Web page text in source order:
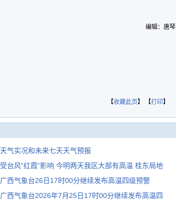
编辑：唐琴
【收藏此页】 【打印】
天气实况和未来七天天气预报
受台风“红霞”影响 今明两天我区大部有高温 桂东局地
有较强降雨
广西气象台26日17时00分继续发布高温四级预警
广西气象台2026年7月25日17时00分继续发布高温四